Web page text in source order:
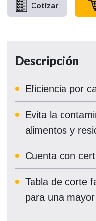
Cotizar
Descripción
Eficiencia por
Evita la
alimentos y
Cuenta con
Tabla de corte
para una